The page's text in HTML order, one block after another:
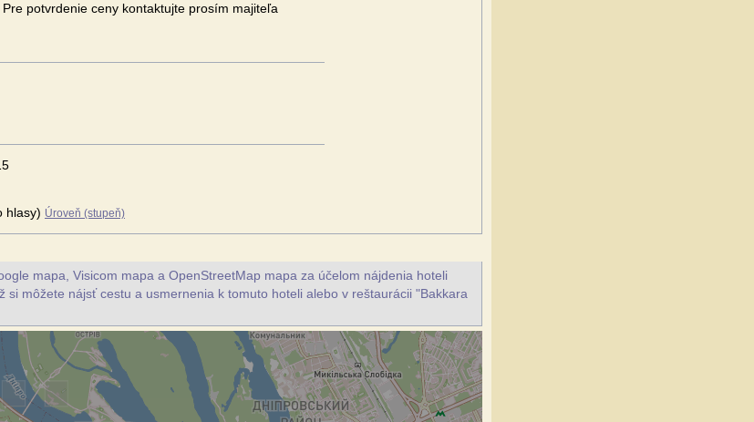
potvrdenie ceny kontaktujte prosím majiteľa
hlasy) Úroveň (stupeň)
mapa, Visicom mapa a OpenStreetMap mapa za účelom nájdenia hoteli
si môžete nájsť cestu a usmernenia k tomuto hoteli alebo v reštaurácii "Bakkara